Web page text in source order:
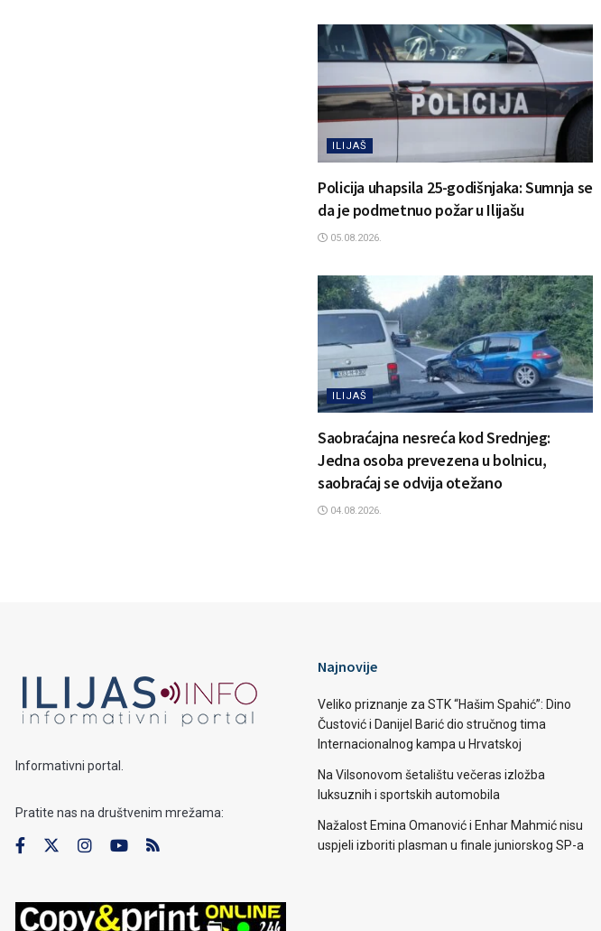
ILIJAŠ
Policija uhapsila 25-godišnjaka: Sumnja se
da je podmetnuo požar u Ilijašu
05.08.2026.
ILIJAŠ
Saobraćajna nesreća kod Srednjeg:
Jedna osoba prevezena u bolnicu,
saobraćaj se odvija otežano
04.08.2026.
Informativni portal.
Pratite nas na društvenim mrežama:
Najnovije
Veliko priznanje za STK “Hašim Spahić”: Dino
Čustović i Danijel Barić dio stručnog tima
Internacionalnog kampa u Hrvatskoj
Na Vilsonovom šetalištu večeras izložba
luksuznih i sportskih automobila
Nažalost Emina Omanović i Enhar Mahmić nisu
uspjeli izboriti plasman u finale juniorskog SP-a